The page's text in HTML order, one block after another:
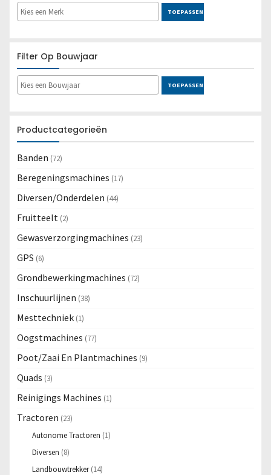
TOEPASSEN
Filter Op Bouwjaar
TOEPASSEN
Productcategorieën
Banden (72)
Beregeningsmachines (17)
Diversen/Onderdelen (44)
Fruitteelt (2)
Gewasverzorgingmachines (23)
GPS (6)
Grondbewerkingmachines (72)
Inschuurlijnen (38)
Mesttechniek (1)
Oogstmachines (77)
Poot/Zaai En Plantmachines (9)
Quads (3)
Reinigings Machines (1)
Tractoren (23)
Autonome Tractoren (1)
Diversen (8)
Landbouwtrekker (14)